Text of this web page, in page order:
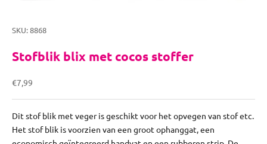
SKU: 8868
Stofblik blix met cocos stoffer
Aanbiedingsprijs
€7,99
Dit stof blik met veger is geschikt voor het opvegen van stof etc.
Het stof blik is voorzien van een groot ophanggat, een